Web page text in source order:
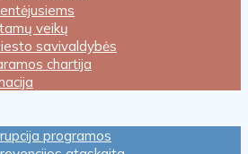
veikų
savivaldybės
chartija
programos